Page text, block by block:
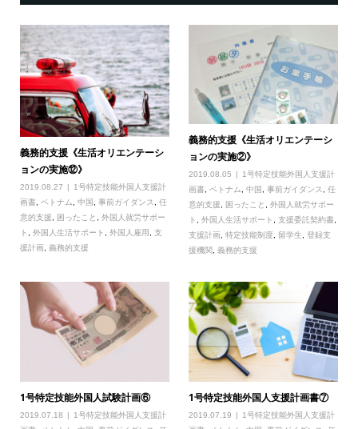
義務的支援《生活オリエンテーシ
ョンの実施⑫》
2019.08.27
1号特定技能外国人支援計
画書, ベトナム 中国 事前ガイダンス
任
意的支援
困ったこと
外国人就労サポー
ト
外国人生活サポート 外国人雇用
支
援計画, 義務的支援
義務的支援《生活オリエンテーシ
ョンの実施②》
2019.08.05
1号特定技能外国人支援計
画書,ベトナム,中国 ,事前ガイダンス,任
意的支援, 困ったこと ,外国人就労サポー
ト ,外国人生活サポート ,支援委託契約書,
支援計画,特定技能制度, 留学生,登録支
援機関,義務的支援
1号特定技能外国人試験計画⑥
2019.07.18
1号特定技能外国人支援計
1号特定技能外国人支援計画書⑦
2019.07.19
1号特定技能外国人支援計